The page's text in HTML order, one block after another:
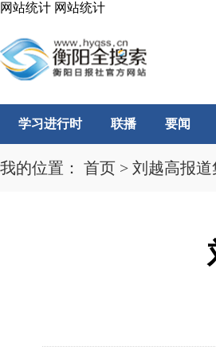
网站统计 网站统计
学习进行时 联播 要闻
我的位置： 首页 > 刘越高报道